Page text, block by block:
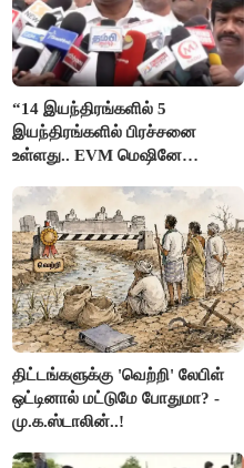
“14 இயந்திரங்களில் 5
இயந்திரங்களில் பிரச்சனை
உள்ளது.. EVM மெஷினே
இளங்கோ
திட்டங்களுக்கு 'வெற்றி' லேபிள்
ஒட்டினால் மட்டுமே போதுமா? -
மு.க.ஸ்டாலின்..!